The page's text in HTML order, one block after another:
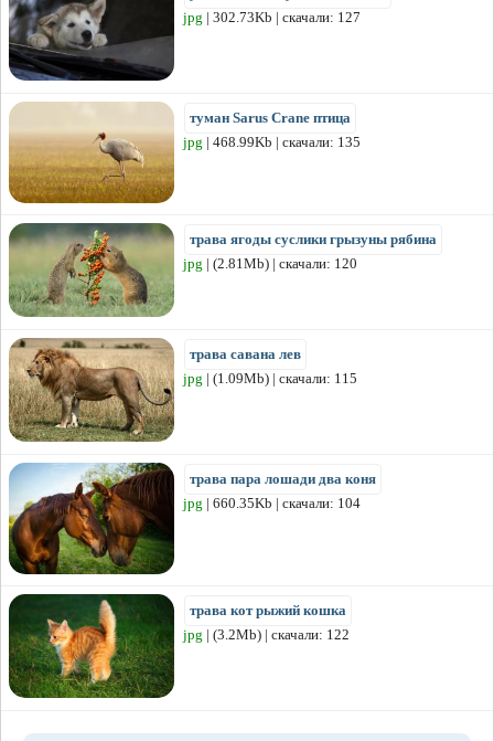
jpg | 302.73Kb | скачали: 127
туман Sarus Crane птица
jpg | 468.99Kb | скачали: 135
трава ягоды суслики грызуны рябина
jpg | (2.81Mb) | скачали: 120
трава савана лев
jpg | (1.09Mb) | скачали: 115
трава пара лошади два коня
jpg | 660.35Kb | скачали: 104
трава кот рыжий кошка
jpg | (3.2Mb) | скачали: 122